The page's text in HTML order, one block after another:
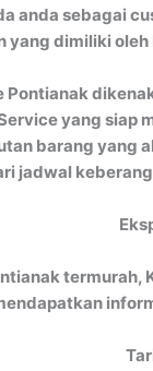
anda sebagai
dimiliki oleh
yang
barang yang
jadwal